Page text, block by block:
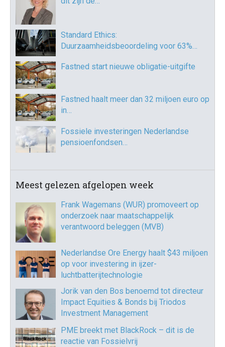
Standard Ethics:
Duurzaamheidsbeoordeling voor 63%…
Fastned start nieuwe obligatie-uitgifte
Fastned haalt meer dan 32 miljoen euro op
in…
Fossiele investeringen Nederlandse
pensioenfondsen…
Meest gelezen afgelopen week
Frank Wagemans (WUR) promoveert op
onderzoek naar maatschappelijk
verantwoord beleggen (MVB)
Nederlandse Ore Energy haalt $43 miljoen
op voor investering in ijzer-
luchtbatterijtechnologie
Jorik van den Bos benoemd tot directeur
Impact Equities & Bonds bij Triodos
Investment Management
PME breekt met BlackRock – dit is de
reactie van Fossielvrij